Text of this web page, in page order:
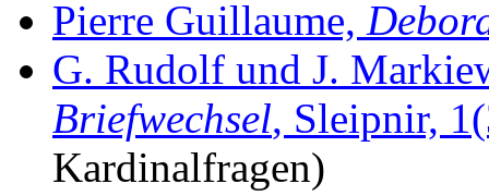
Pierre Guillaume,
G. Rudolf und J.
Briefwechsel, Sleipnir,
Kardinalfragen)